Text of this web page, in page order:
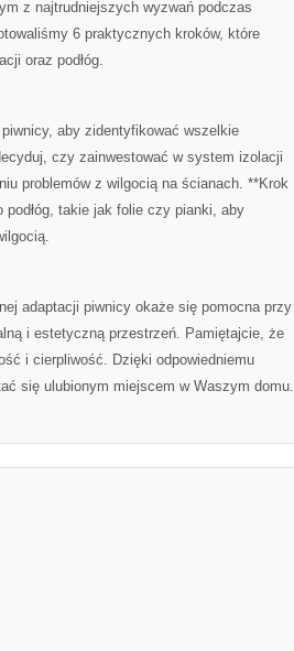
z⁢ najtrudniejszych wyzwań podczas
6 praktycznych kroków, które
oraz podłóg.
aby zidentyfikować ‌wszelkie
czy zainwestować w⁣ system izolacji
problemów z ⁤wilgocią na ścianach. **Krok
podłóg, takie jak folie czy pianki, aby
adaptacji piwnicy okaże ⁤się pomocna przy
i estetyczną przestrzeń. Pamiętajcie, że
i cierpliwość. Dzięki odpowiedniemu
się ulubionym miejscem w Waszym domu.